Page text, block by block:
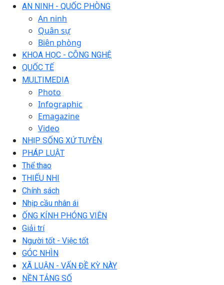
AN NINH - QUỐC PHÒNG
An ninh
Quân sự
Biên phòng
KHOA HỌC - CÔNG NGHỆ
QUỐC TẾ
MULTIMEDIA
Photo
Infographic
Emagazine
Video
NHỊP SỐNG XỨ TUYÊN
PHÁP LUẬT
Thể thao
THIẾU NHI
Chính sách
Nhịp cầu nhân ái
ỐNG KÍNH PHÓNG VIÊN
Giải trí
Người tốt - Việc tốt
GÓC NHÌN
XÃ LUẬN - VẤN ĐỀ KỲ NÀY
NỀN TẢNG SỐ